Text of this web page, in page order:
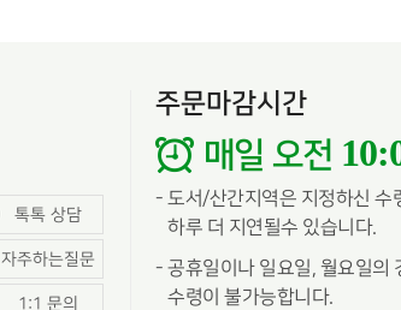
톡톡 상담
자주하는질문
1:1 문의
주문마감시간
매일 오전
- 도서/산간지역은 지정하신 수
하루 더 지연될수 있습니다.
- 공휴일이나 일요일, 월요일의
수령이 불가능합니다.